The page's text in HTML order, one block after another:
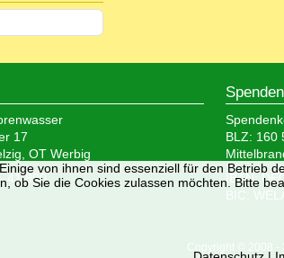
17
OT Werbig
41 890
BLZ: 160
IBAN:
BIC:
Copyright © 2008
von ihnen sind essenziell für den Betrieb
ob Sie die Cookies zulassen möchten. Bitte